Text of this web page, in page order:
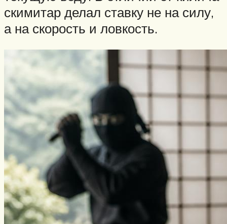
скимитар делал ставку не на силу,
а на скорость и ловкость.